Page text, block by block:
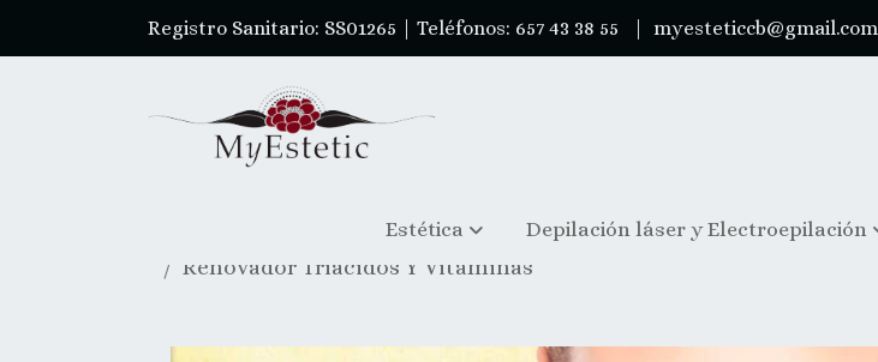
Registro Sanitario: SS01265 | Teléfonos: 657 43 38 55 | myesteticcb@gmail.com
Estética Depilación láser y Electroepilación
Renovador Triacidos Y Vitaminas